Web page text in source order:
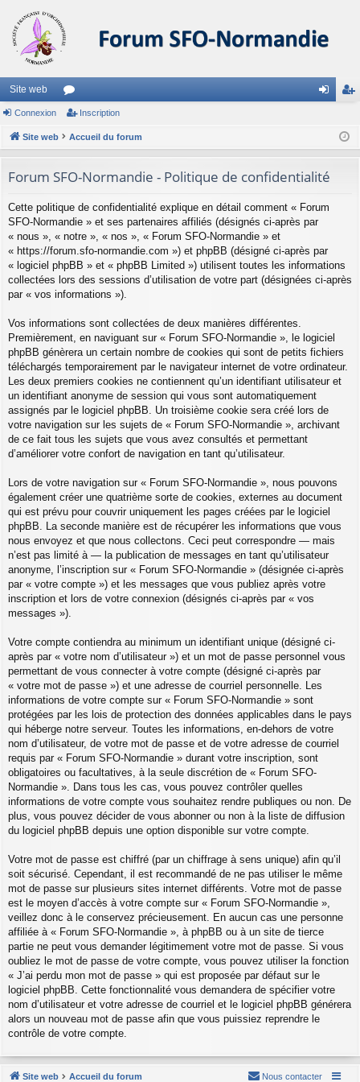
Site web
or
u
on
cri
Connexion Inscription
Site web Accueil du forum
Forum SFO-Normandie - Politique de confidentialité
Cette politique de confidentialité explique en détail comment « Forum
SFO-Normandie » et ses partenaires affiliés (désignés ci-après par
« nous », « notre », « nos », « Forum SFO-Normandie » et
« https://forum.sfo-normandie.com ») et phpBB (désigné ci-après par
« logiciel phpBB » et « phpBB Limited ») utilisent toutes les informations
collectées lors des sessions d’utilisation de votre part (désignées ci-après
par « vos informations »).
Vos informations sont collectées de deux manières différentes.
Premièrement, en naviguant sur « Forum SFO-Normandie », le logiciel
phpBB génèrera un certain nombre de cookies qui sont de petits fichiers
téléchargés temporairement par le navigateur internet de votre ordinateur.
Les deux premiers cookies ne contiennent qu’un identifiant utilisateur et
un identifiant anonyme de session qui vous sont automatiquement
assignés par le logiciel phpBB. Un troisième cookie sera créé lors de
votre navigation sur les sujets de « Forum SFO-Normandie », archivant
de ce fait tous les sujets que vous avez consultés et permettant
d’améliorer votre confort de navigation en tant qu’utilisateur.
Lors de votre navigation sur « Forum SFO-Normandie », nous pouvons
également créer une quatrième sorte de cookies, externes au document
qui est prévu pour couvrir uniquement les pages créées par le logiciel
phpBB. La seconde manière est de récupérer les informations que vous
nous envoyez et que nous collectons. Ceci peut correspondre — mais
n’est pas limité à — la publication de messages en tant qu’utilisateur
anonyme, l’inscription sur « Forum SFO-Normandie » (désignée ci-après
par « votre compte ») et les messages que vous publiez après votre
inscription et lors de votre connexion (désignés ci-après par « vos
messages »).
Votre compte contiendra au minimum un identifiant unique (désigné ci-
après par « votre nom d’utilisateur ») et un mot de passe personnel vous
permettant de vous connecter à votre compte (désigné ci-après par
« votre mot de passe ») et une adresse de courriel personnelle. Les
informations de votre compte sur « Forum SFO-Normandie » sont
protégées par les lois de protection des données applicables dans le pays
qui héberge notre serveur. Toutes les informations, en-dehors de votre
nom d’utilisateur, de votre mot de passe et de votre adresse de courriel
requis par « Forum SFO-Normandie » durant votre inscription, sont
obligatoires ou facultatives, à la seule discrétion de « Forum SFO-
Normandie ». Dans tous les cas, vous pouvez contrôler quelles
informations de votre compte vous souhaitez rendre publiques ou non. De
plus, vous pouvez décider de vous abonner ou non à la liste de diffusion
du logiciel phpBB depuis une option disponible sur votre compte.
Votre mot de passe est chiffré (par un chiffrage à sens unique) afin qu’il
soit sécurisé. Cependant, il est recommandé de ne pas utiliser le même
mot de passe sur plusieurs sites internet différents. Votre mot de passe
est le moyen d’accès à votre compte sur « Forum SFO-Normandie »,
veillez donc à le conservez précieusement. En aucun cas une personne
affiliée à « Forum SFO-Normandie », à phpBB ou à un site de tierce
partie ne peut vous demander légitimement votre mot de passe. Si vous
oubliez le mot de passe de votre compte, vous pouvez utiliser la fonction
« J’ai perdu mon mot de passe » qui est proposée par défaut sur le
logiciel phpBB. Cette fonctionnalité vous demandera de spécifier votre
nom d’utilisateur et votre adresse de courriel et le logiciel phpBB générera
alors un nouveau mot de passe afin que vous puissiez reprendre le
contrôle de votre compte.
Site web Accueil du forum Nous contacter